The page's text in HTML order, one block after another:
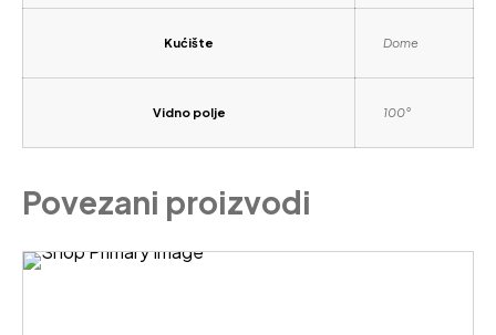
Kućište Dome
Vidno polje 100°
Povezani proizvodi